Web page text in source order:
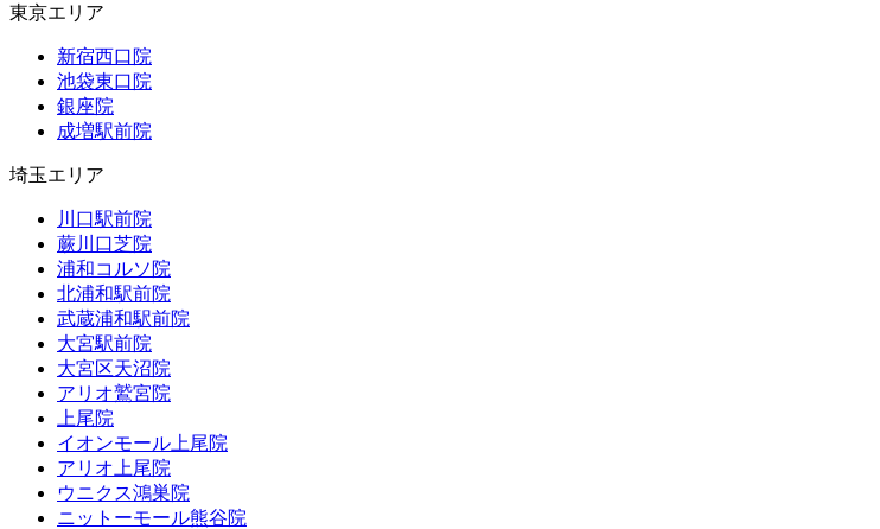
東京エリア
新宿西口院
池袋東口院
銀座院
成増駅前院
埼玉エリア
川口駅前院
蕨川口芝院
浦和コルソ院
北浦和駅前院
武蔵浦和駅前院
大宮駅前院
大宮区天沼院
アリオ鷲宮院
上尾院
イオンモール上尾院
アリオ上尾院
ウニクス鴻巣院
ニットーモール熊谷院